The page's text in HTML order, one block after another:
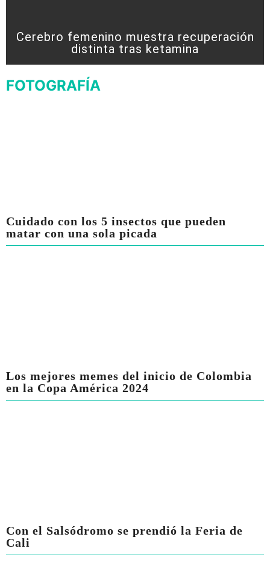
Cerebro femenino muestra recuperación
distinta tras ketamina
FOTOGRAFÍA
Cuidado con los 5 insectos que pueden
matar con una sola picada
Los mejores memes del inicio de Colombia
en la Copa América 2024
Con el Salsódromo se prendió la Feria de
Cali